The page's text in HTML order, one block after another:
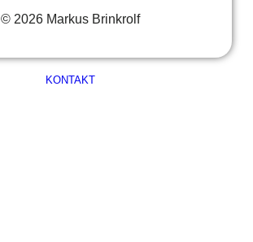
© 2026 Markus Brinkrolf
KONTAKT